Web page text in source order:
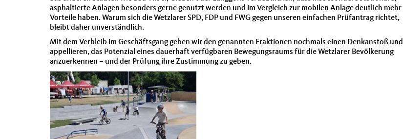
asphaltierte Anlagen besonders gerne genutzt werden und im Vergleich zur mobilen Anlage deutlich mehr
Vorteile haben. Warum sich die Wetzlarer SPD, FDP und FWG gegen unseren einfachen Prüfantrag richtet,
bleibt daher unverständlich.
Mit dem Verbleib im Geschäftsgang geben wir den genannten Fraktionen nochmals einen Denkanstoß und
appellieren, das Potenzial eines dauerhaft verfügbaren Bewegungsraums für die Wetzlarer Bevölkerung
anzuerkennen – und der Prüfung ihre Zustimmung zu geben.